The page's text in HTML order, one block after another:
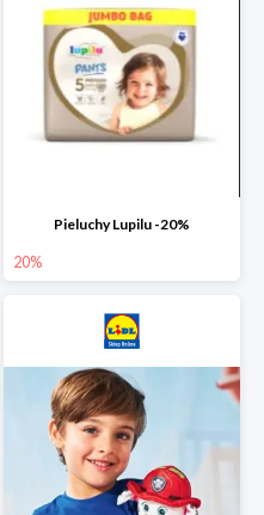
Pieluchy Lupilu -20%
20%